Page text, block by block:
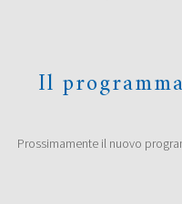
Il programma
Prossimamente il nuovo